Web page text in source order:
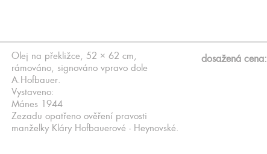
Olej na překližce, 52 × 62 cm,
rámováno, signováno vpravo dole
A.Hofbauer.
Vystaveno:
Mánes 1944
Zezadu opatřeno ověření pravosti
manželky Kláry Hofbauerové - Heynovské.
dosažená cena: